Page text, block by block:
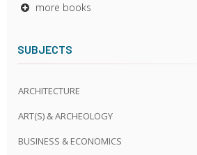
more books
SUBJECTS
ARCHITECTURE
ART(S) & ARCHEOLOGY
BUSINESS & ECONOMICS